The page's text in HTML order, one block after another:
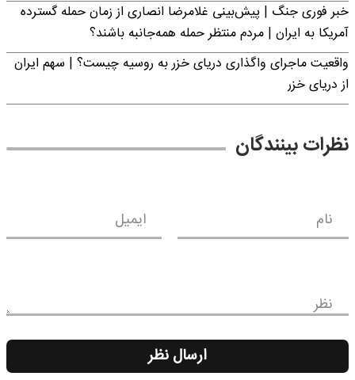
خبر فوری جنگ | پیش‌بینی غلامرضا انصاری از زمان حمله گسترده
آمریکا به ایران | مردم منتظر حمله همه‌جانبه باشند؟
واقعیت ماجرای واگذاری دریای خزر به روسیه چیست؟ | سهم ایران
از دریای خزر
نظرات بینندگان
نام ایمیل
نظر
ارسال نظر